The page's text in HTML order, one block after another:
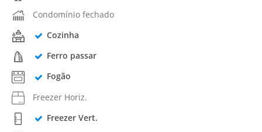
Condomínio fechado
Cozinha
Ferro passar
Fogão
Freezer Horiz.
Freezer Vert.